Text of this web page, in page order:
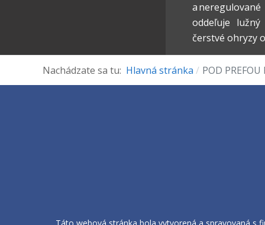
a
oddeľuje
čerstvé ohryzy
Nachádzate sa tu: Hlavná stránka POD PREFOU